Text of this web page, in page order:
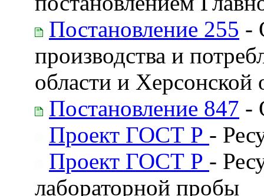
Постановление 255 -
производства и
области и Херсонской
Постановление 847 -
Проект ГОСТ Р -
Проект ГОСТ Р -
лабораторной пробы